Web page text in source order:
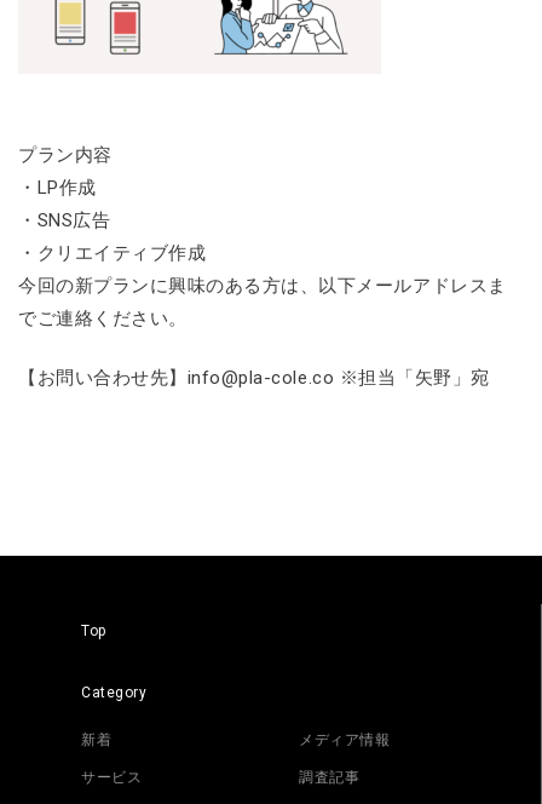
プラン内容
・LP作成
・SNS広告
・クリエイティブ作成
今回の新プランに興味のある方は、以下メールアドレスま
でご連絡ください。
【お問い合わせ先】info@pla-cole.co ※担当「矢野」宛
Top
Category
新着 メディア情報
サービス 調査記事